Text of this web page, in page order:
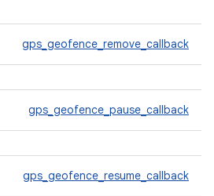
gps_geofence_remove_callback
gps_geofence_pause_callback
gps_geofence_resume_callback